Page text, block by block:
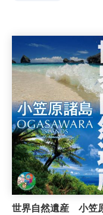
世界自然遺産 小笠